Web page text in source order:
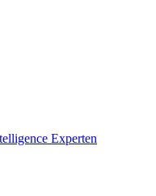
Experten